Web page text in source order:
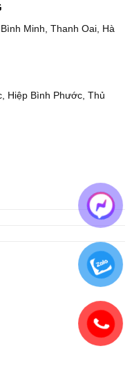
Minh, Thanh Oai, Hà
Hiệp Bình Phước, Thủ